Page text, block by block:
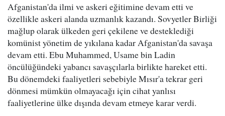
Afganistan'da ilmi ve askeri eğitimine devam etti ve
özellikle askeri alanda uzmanlık kazandı. Sovyetler Birliği
mağlup olarak ülkeden geri çekilene ve desteklediği
komünist yönetim de yıkılana kadar Afganistan'da savaşa
devam etti. Ebu Muhammed, Usame bin Ladin
öncülüğündeki yabancı savaşçılarla birlikte hareket etti.
Bu dönemdeki faaliyetleri sebebiyle Mısır'a tekrar geri
dönmesi mümkün olmayacağı için cihat yanlısı
faaliyetlerine ülke dışında devam etmeye karar verdi.